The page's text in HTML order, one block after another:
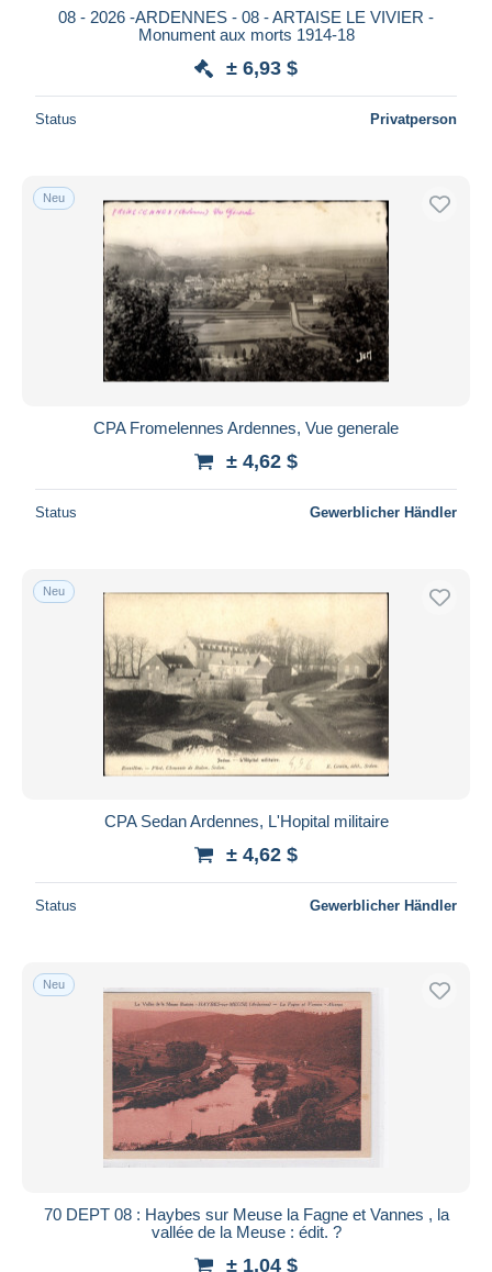
08 - 2026 -ARDENNES - 08 - ARTAISE LE VIVIER -
Monument aux morts 1914-18
± 6,93 $
Status Privatperson
Neu
CPA Fromelennes Ardennes, Vue generale
± 4,62 $
Status Gewerblicher Händler
Neu
CPA Sedan Ardennes, L'Hopital militaire
± 4,62 $
Status Gewerblicher Händler
Neu
70 DEPT 08 : Haybes sur Meuse la Fagne et Vannes , la
vallée de la Meuse : édit. ?
± 1,04 $